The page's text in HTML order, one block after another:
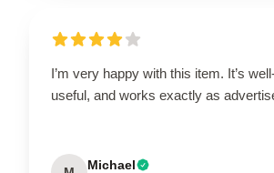
I’m very happy with this item. It’s
useful, and works exactly as
Michael